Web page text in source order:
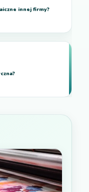
innej firmy?